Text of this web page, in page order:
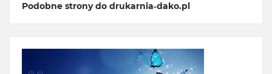
Podobne strony do drukarnia-dako.pl